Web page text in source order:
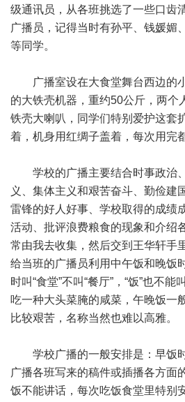
级通讯员，从各班挑选了一些口齿
广播员，记得当时有孙平、钱媛媚
等同学。
广播室设在大食堂舞台西边的
的大铁壳机器，重约50公斤，两个
铁壳大喇叭，同学们特别爱护这套
着，机身用红绸子盖着，每次用完
学校的广播主要结合时事政治
义、集体主义和艰苦奋斗、勤俭建
雷锋的好人好事、学校取得的成绩
活动、批评浪费粮食的现象和介绍
常由我去收集，然后交到王华轩手
给当班的广播员利用中午饭和晚饭
时叫“食堂”不叫“餐厅”，“饭”也不能
吃一种大头菜腌的咸菜，午晚饭一
比较艰苦，名称当然也难以高雅。
学校广播的一般安排是：早饭
广播各班写来的稿件或插播各方面
饭不能讲话，每次吃饭食堂里特别